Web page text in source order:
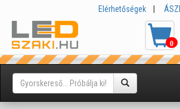
Elérhetőségek
0